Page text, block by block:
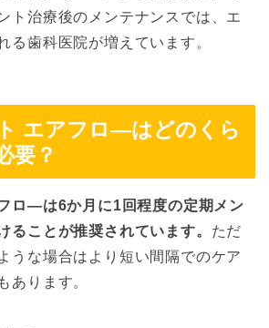
ト治療後のメンテナンスでは、エ
歯科医院が増えています。
エアフロ―はどのくら
要？
ロ―は6か月に1回程度の定期メン
ることが推奨されています。 ただ
うな場合はより短い間隔でのケア
あります。